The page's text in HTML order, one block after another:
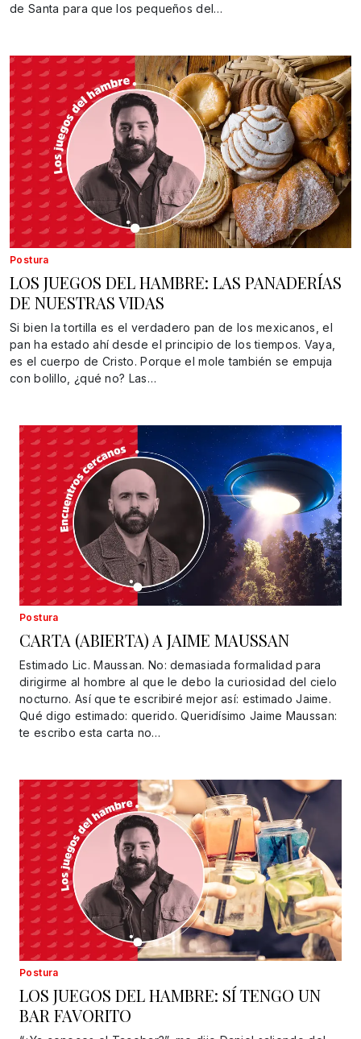
de Santa para que los pequeños del…
Postura
LOS JUEGOS DEL HAMBRE: LAS PANADERÍAS
DE NUESTRAS VIDAS
Si bien la tortilla es el verdadero pan de los mexicanos, el
pan ha estado ahí desde el principio de los tiempos. Vaya,
es el cuerpo de Cristo. Porque el mole también se empuja
con bolillo, ¿qué no? Las…
Postura
CARTA (ABIERTA) A JAIME MAUSSAN
Estimado Lic. Maussan. No: demasiada formalidad para
dirigirme al hombre al que le debo la curiosidad del cielo
nocturno. Así que te escribiré mejor así: estimado Jaime.
Qué digo estimado: querido. Queridísimo Jaime Maussan:
te escribo esta carta no…
Postura
LOS JUEGOS DEL HAMBRE: SÍ TENGO UN
BAR FAVORITO